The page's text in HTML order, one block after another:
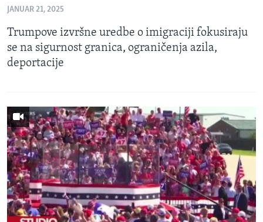
JANUAR 21, 2025
Trumpove izvršne uredbe o imigraciji fokusiraju
se na sigurnost granica, ograničenja azila,
deportacije